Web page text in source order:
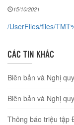
15/10/2021
/UserFiles/files/
CÁC TIN KHÁC
Biên bản và Nghị
Biên bản và Nghị
Thông báo triệu tập